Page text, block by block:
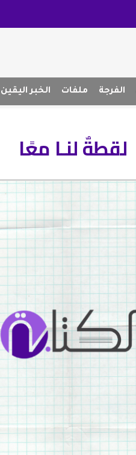
الفرجة ملفات الخبر اليقين
لقطةٌ لنـا معًا